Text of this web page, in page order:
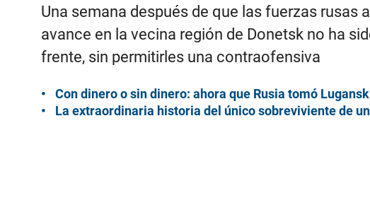
Una semana después de que las fuerzas rusas
avance en la vecina región de Donetsk no ha
frente, sin permitirles una contraofensiva
Con dinero o sin dinero: ahora que Rusia tomó
La extraordinaria historia del único sobreviviente de